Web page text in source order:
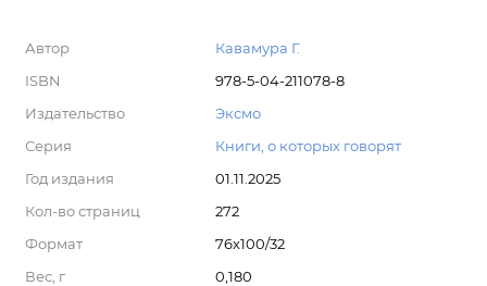
Автор
Кавамура Г.
ISBN
978-5-04-211078-8
Издательство
Эксмо
Серия
Книги, о которых говорят
Год издания
01.11.2025
Кол-во страниц
272
Формат
76x100/32
Вес, г
0,180